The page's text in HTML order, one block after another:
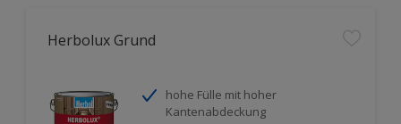
Herbolux Grund
hohe Fülle mit hoher
Kantenabdeckung